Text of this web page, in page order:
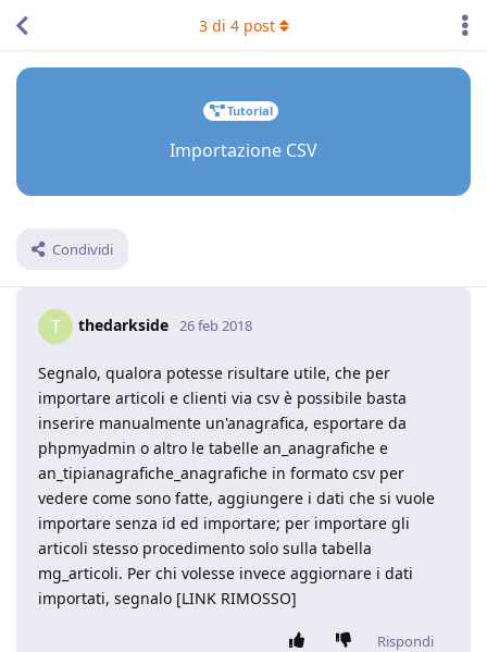
Tutorial
Importazione CSV
Condividi
3di 4post
T thedarkside 26 feb 2018
Segnalo, qualora potesse risultare utile, che per
importare articoli e clienti via csv è possibile basta
inserire manualmente un'anagrafica, esportare da
phpmyadmin o altro le tabelle an_anagrafiche e
an_tipianagrafiche_anagrafiche in formato csv per
vedere come sono fatte, aggiungere i dati che si vuole
importare senza id ed importare; per importare gli
articoli stesso procedimento solo sulla tabella
mg_articoli. Per chi volesse invece aggiornare i dati
importati, segnalo [LINK RIMOSSO]
Rispondi